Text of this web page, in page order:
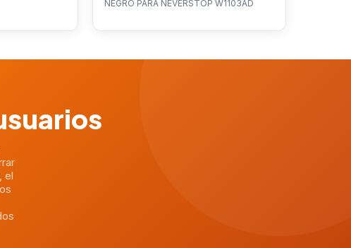
NEGRO PARA NEVERSTOP W1103AD
el